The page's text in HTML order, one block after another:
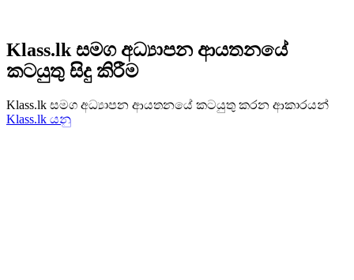
Klass.lk සමග අධ්‍යාපන ආයතනයේ
කටයුතු සිදු කිරීම
Klass.lk සමග අධ්‍යාපන ආයතනයේ කටයුතු කරන ආකාරයන්
Klass.lk යනු